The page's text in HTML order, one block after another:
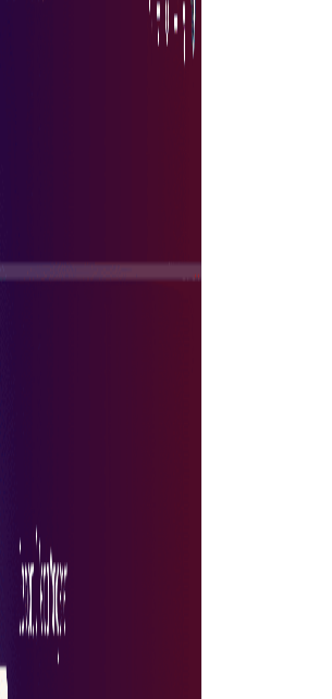
van routinetaken tijd, waardoor
richten op strategische initiatieven
met leveranciers kunnen